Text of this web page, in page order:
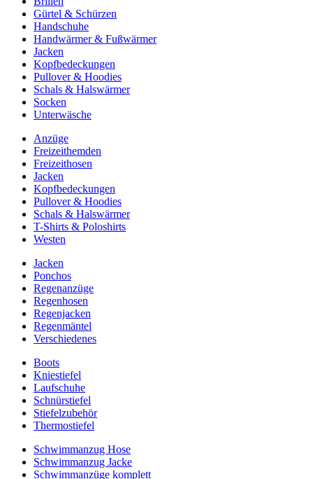
Gürtel & Schürzen
Handschuhe
Handwärmer & Fußwärmer
Jacken
Kopfbedeckungen
Pullover & Hoodies
Schals & Halswärmer
Socken
Unterwäsche
Anzüge
Freizeithemden
Freizeithosen
Jacken
Kopfbedeckungen
Pullover & Hoodies
Schals & Halswärmer
T-Shirts & Poloshirts
Westen
Jacken
Ponchos
Regenanzüge
Regenhosen
Regenjacken
Regenmäntel
Verschiedenes
Boots
Kniestiefel
Laufschuhe
Schnürstiefel
Stiefelzubehör
Thermostiefel
Schwimmanzug Hose
Schwimmanzug Jacke
Schwimmanzüge komplett